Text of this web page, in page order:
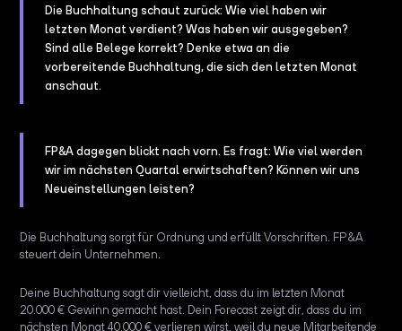
Die Buchhaltung schaut zurück: Wie viel haben wir
letzten Monat verdient? Was haben wir ausgegeben?
Sind alle Belege korrekt? Denke etwa an die
vorbereitende Buchhaltung, die sich den letzten Monat
anschaut.
FP&A dagegen blickt nach vorn. Es fragt: Wie viel werden
wir im nächsten Quartal erwirtschaften? Können wir uns
Neueinstellungen leisten?
Die Buchhaltung sorgt für Ordnung und erfüllt Vorschriften. FP&A
steuert dein Unternehmen.
Deine Buchhaltung sagt dir vielleicht, dass du im letzten Monat
20.000 € Gewinn gemacht hast. Dein Forecast zeigt dir, dass du im
nächsten Monat 40.000 € verlieren wirst, weil du neue Mitarbeitende